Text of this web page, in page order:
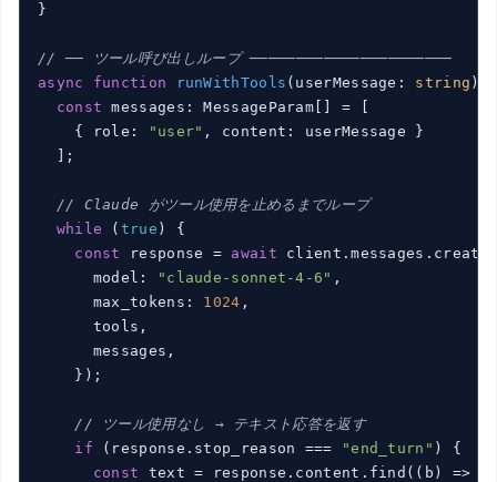
}
// ── ツール呼び出しループ ──────────────────────
async
function runWithTools ( userMessage: string
const messages: MessageParam[] = [
    { role:
"user" , content: userMessage }
  ];
// Claude がツール使用を止めるまでループ
while ( true ) {
const
response = await
      model:
"claude-sonnet-4-6" ,
      max_tokens:
1024 ,
      tools,
      messages,
    });
// ツール使用なし → テキスト応答を返す
if (response.stop_reason === "end_turn" ) {
const text = response.content.find( ( b ) =>